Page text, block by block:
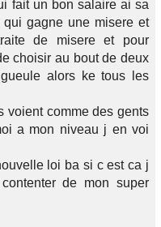
fait un bon salaire ai sa
gagne une misere et
de misere et pour
choisir au bout de deux
alors ke tous les
voient comme des gents
a mon niveau j en voi
loi ba si c est ca j
de mon super